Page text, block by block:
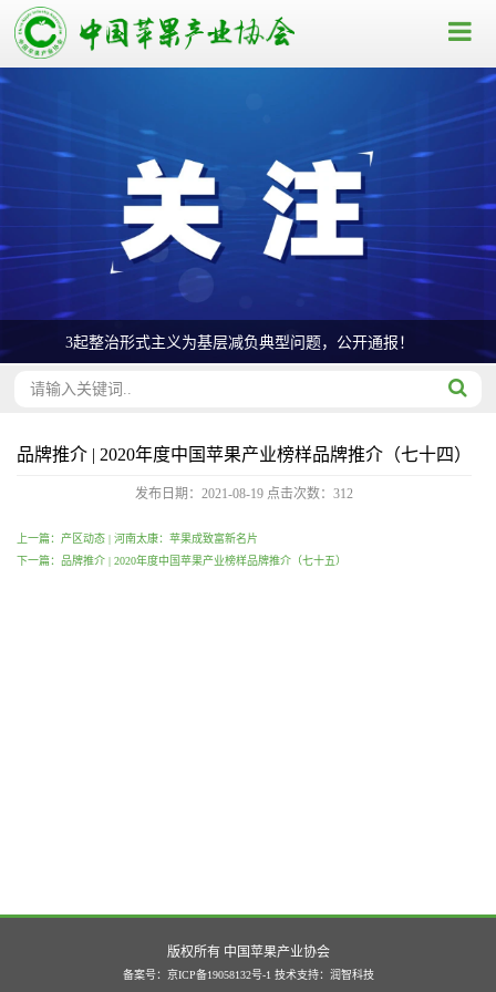
3起整治形式主义为基层减负典型问题，公开通报！
品牌推介 | 2020年度中国苹果产业榜样品牌推介（七十四）
发布日期：2021-08-19 点击次数： 312
上一篇：产区动态 | 河南太康：苹果成致富新名片
下一篇：品牌推介 | 2020年度中国苹果产业榜样品牌推介（七十五）
版权所有 中国苹果产业协会
备案号：京ICP备19058132号-1 技术支持： 润智科技